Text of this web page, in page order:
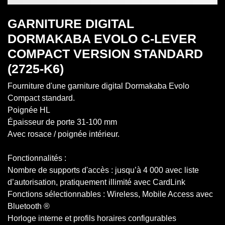
GARNITURE DIGITAL
DORMAKABA EVOLO C-LEVER
COMPACT VERSION STANDARD
(2725-K6)
Fourniture d'une garniture digital Dormakaba Evolo
Compact standard.
Poignée HL
Épaisseur de porte 31-100 mm
Avec rosace / poignée intérieur.
Fonctionnalités :
Nombre de supports d'accès : jusqu’à 4 000 avec liste
d’autorisation, pratiquement illimité avec CardLink
Fonctions sélectionnables : Wireless, Mobile Access avec
Bluetooth ®
Horloge interne et profils horaires configurables